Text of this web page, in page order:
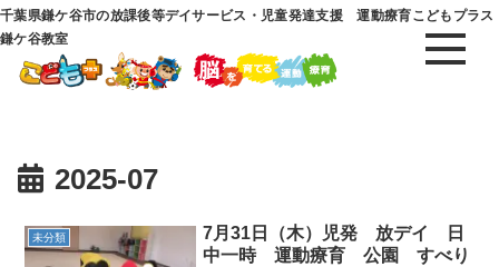
千葉県鎌ケ谷市の放課後等デイサービス・児童発達支援 運動療育こどもプラス
鎌ケ谷教室
2025-07
未分類
7月31日（木）児発 放デイ 日
中一時 運動療育 公園 すべり